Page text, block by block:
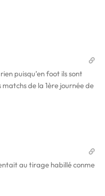
puisqu’en foot ils sont
de la 1ère journée de
au tirage habillé conme